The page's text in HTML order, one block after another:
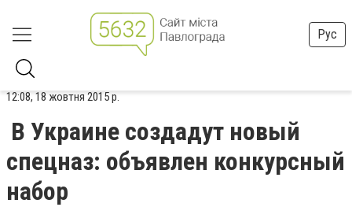
Рус
12:08, 18 жовтня 2015 р.
В Украине создадут новый
спецназ: объявлен конкурсный
набор